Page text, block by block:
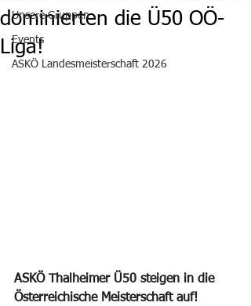
Unsere Gruppen
Events
ASKÖ Landesmeisterschaft 2026
dominierten die Ü50 OÖ-
Liga!
ASKÖ Thalheimer Ü50 steigen in die
Österreichische Meisterschaft auf!